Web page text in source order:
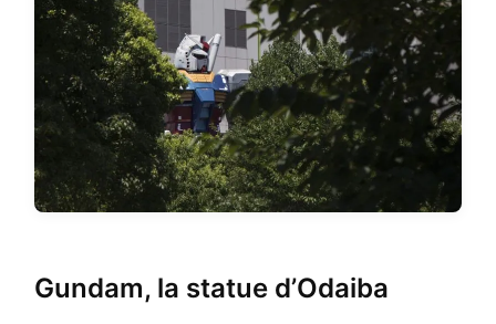
Gundam, la statue d’Odaiba